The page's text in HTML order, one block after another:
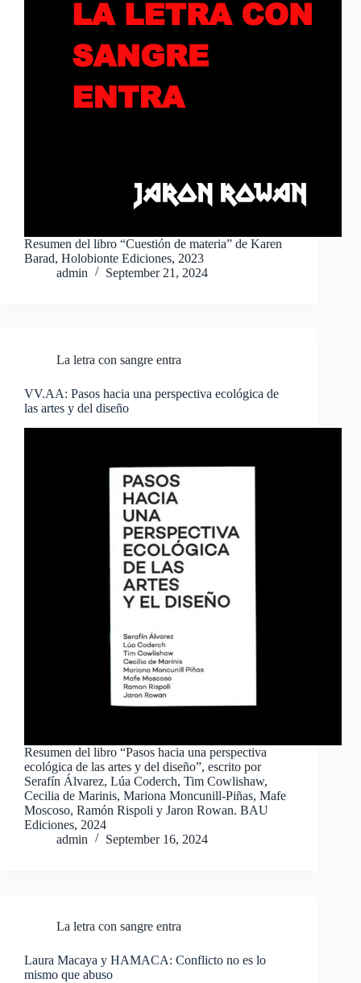
Resumen del libro “Cuestión de materia” de Karen
Barad, Holobionte Ediciones, 2023
admin
September 21, 2024
La letra con sangre entra
VV.AA: Pasos hacia una perspectiva ecológica de
las artes y del diseño
Resumen del libro “Pasos hacia una perspectiva
ecológica de las artes y del diseño”, escrito por
Serafín Álvarez, Lúa Coderch, Tim Cowlishaw,
Cecilia de Marinis, Mariona Moncunill-Piñas, Mafe
Moscoso, Ramón Rispoli y Jaron Rowan. BAU
Ediciones, 2024
admin
September 16, 2024
La letra con sangre entra
Laura Macaya y HAMACA: Conflicto no es lo
mismo que abuso